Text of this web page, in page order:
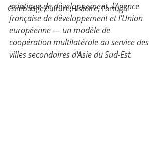
Cambodge,Culture,Histoire, Portugal
asiatique de développement, l'Agence
française de développement et l'Union
européenne — un modèle de
coopération multilatérale au service des
villes secondaires d'Asie du Sud-Est.